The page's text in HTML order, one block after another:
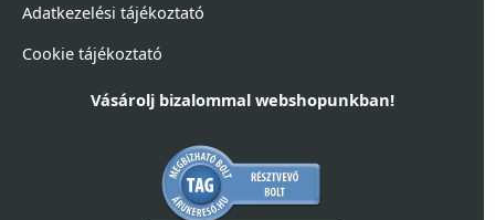
Adatkezelési tájékoztató
Cookie tájékoztató
Vásárolj bizalommal webshopunkban!